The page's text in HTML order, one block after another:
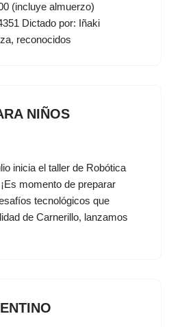
(incluye almuerzo)
Dictado por: Iñaki
reconocidos
NIÑOS
inicia el taller de Robótica
momento de preparar
tecnológicos que
de Carnerillo, lanzamos